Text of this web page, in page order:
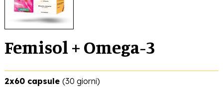
Femisol + Omega-3
2x60 capsule (30 giorni)